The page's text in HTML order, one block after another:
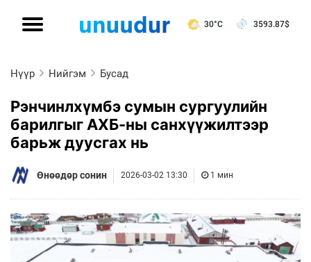
30°C 3593.87$
Нүүр Нийгэм Бусад
Рэнчинлхүмбэ сумын сургуулийн
барилгыг АХБ-ны санхүүжилтээр
барьж дуусгах нь
Өнөөдөр сонин 2026-03-02 13:30 1 мин